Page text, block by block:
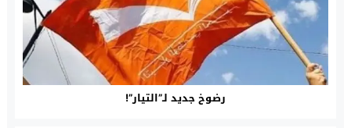
رضوخ جديد لـ”التيار”!